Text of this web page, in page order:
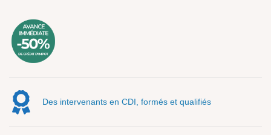
Des intervenants en CDI, formés et qualifiés